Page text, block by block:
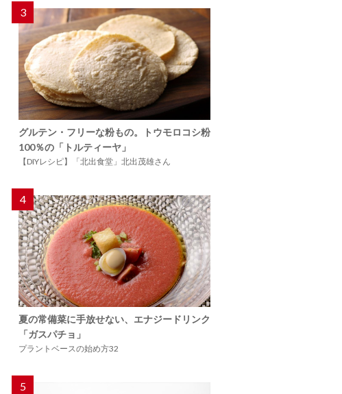
3
グルテン・フリーな粉もの。トウモロコシ粉
100％の「トルティーヤ」
【DIYレシピ】「北出食堂」北出茂雄さん
4
夏の常備菜に手放せない、エナジードリンク
「ガスパチョ」
プラントベースの始め方32
5